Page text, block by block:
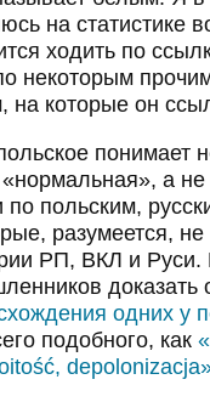
на статистике
ходить по
некоторым
на которые он
понимает
а
польским,
разумеется,
РП, ВКЛ и
доказать
одних у
подобного, как